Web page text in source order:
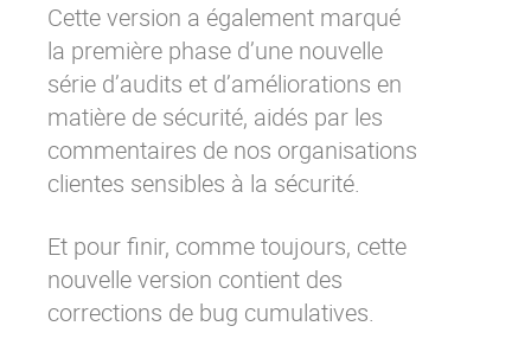
Cette version a également marqué
la première phase d’une nouvelle
série d’audits et d’améliorations en
matière de sécurité, aidés par les
commentaires de nos organisations
clientes sensibles à la sécurité.
Et pour finir, comme toujours, cette
nouvelle version contient des
corrections de bug cumulatives.